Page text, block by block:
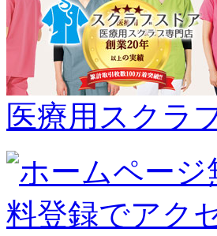
医療用スクラ